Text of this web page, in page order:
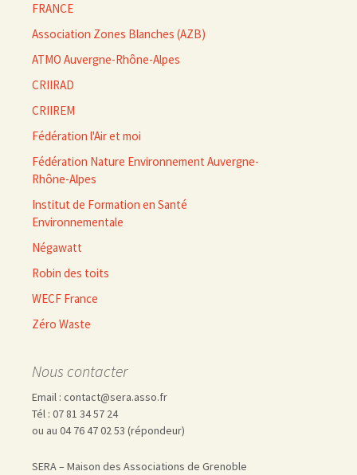
FRANCE
Association Zones Blanches (AZB)
ATMO Auvergne-Rhône-Alpes
CRIIRAD
CRIIREM
Fédération l'Air et moi
Fédération Nature Environnement Auvergne-
Rhône-Alpes
Institut de Formation en Santé
Environnementale
Négawatt
Robin des toits
WECF France
Zéro Waste
Nous contacter
Email : contact@sera.asso.fr
Tél : 07 81 34 57 24
ou au 04 76 47 02 53 (répondeur)
SERA – Maison des Associations de Grenoble